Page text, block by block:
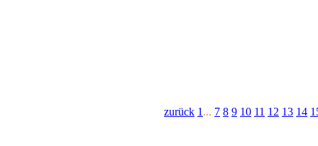
zurück 1 ... 7 8 9 10 11 12 13 14